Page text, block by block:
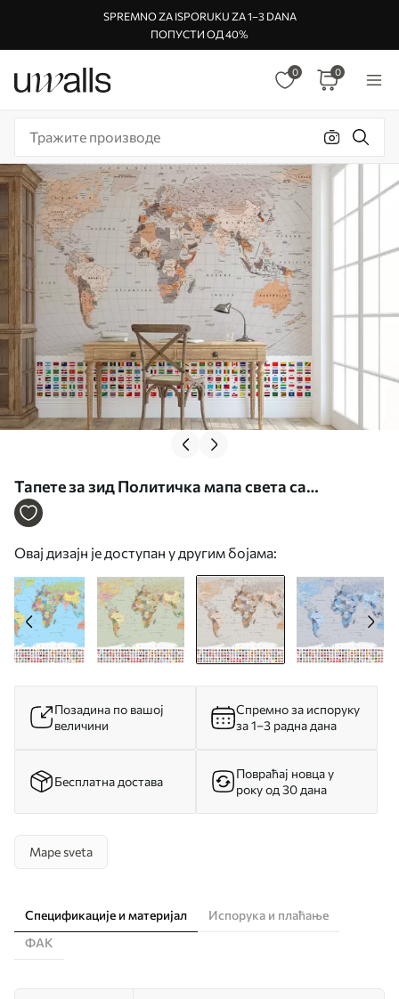
SPREMNO ZA ISPORUKU ZA 1–3 DANA
ПОПУСТИ ОД 40%
0 0
Тапете за зид Политичка мапа света са
заставама у нијансама браон и беж на шпанском
Овај дизајн је доступан у другим бојама:
Позадина по вашој
величини
Спремно за испоруку
за 1–3 радна дана
Бесплатна достава
Повраћај новца у
року од 30 дана
Mape sveta
Спецификације и материјал
Испорука и плаћање
ФАК